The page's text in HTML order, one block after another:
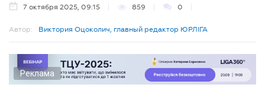
7 октября 2025, 09:15 859 0
Автор: Виктория Оцоколич, главный редактор ЮРЛІГА
Реклама